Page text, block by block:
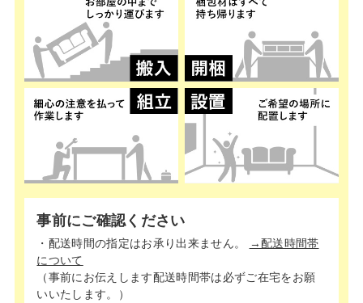
事前にご確認ください
・配送時間の指定はお承り出来ません。
→配送時間帯
について
（事前にお伝えします配送時間帯は必ずご在宅をお願
いいたします。）